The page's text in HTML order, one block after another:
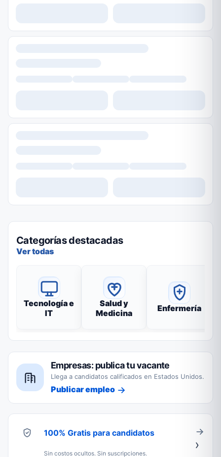
Categorías destacadas
Ver todas
Tecnología e
IT
Salud y
Medicina
Enfermería
Empresas: publica tu vacante
Llega a candidatos calificados en Estados Unidos.
Publicar empleo
100% Gratis para candidatos
Sin costos ocultos. Sin suscripciones.